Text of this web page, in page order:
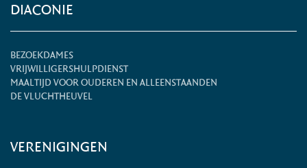
DIACONIE
BEZOEKDAMES
VRIJWILLIGERSHULPDIENST
MAALTIJD VOOR OUDEREN EN ALLEENSTAANDEN
DE VLUCHTHEUVEL
VERENIGINGEN